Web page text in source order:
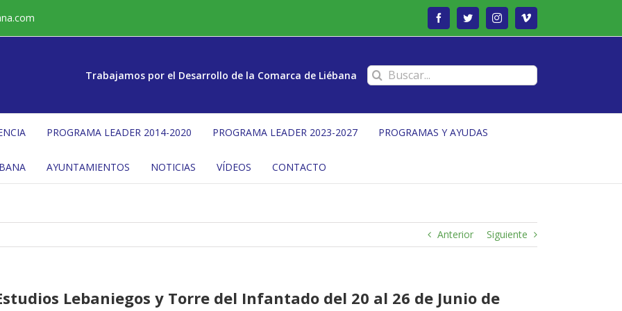
FacebookTwitterInstagramVimeo
Trabajamos por el Desarrollo de la Comarca de Liébana Buscar:
PROGRAMA LEADER 2014-2020 PROGRAMA LEADER 2023-2027 PROGRAMAS Y AYUDAS
AYUNTAMIENTOS NOTICIAS VÍDEOS CONTACTO
Anterior Siguiente
Lebaniegos y Torre del Infantado del 20 al 26 de Junio de